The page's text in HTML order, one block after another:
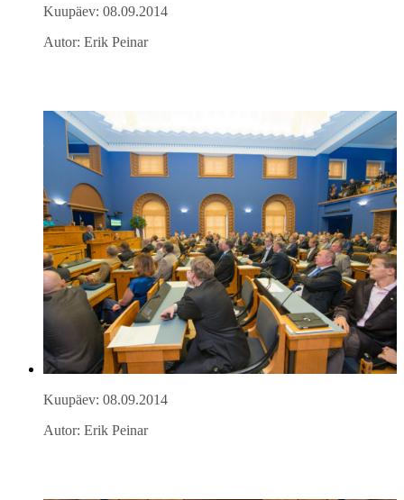
Kuupäev: 08.09.2014
Autor: Erik Peinar
Kuupäev: 08.09.2014
Autor: Erik Peinar